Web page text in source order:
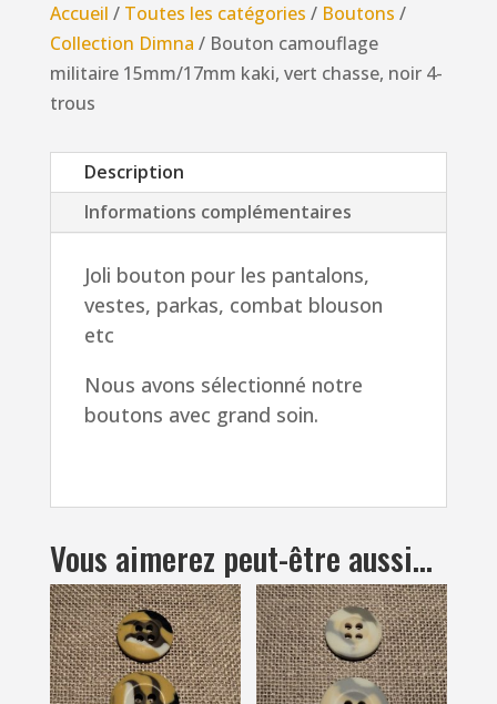
15mm/17mm
kaki,
vert
chasse,
noir
trous
Accueil / Toutes les catégories / Boutons /
Collection Dimna / Bouton camouflage
militaire 15mm/17mm kaki, vert chasse, noir 4-
trous
Description
Informations complémentaires
Joli bouton pour les pantalons,
vestes, parkas, combat blouson
etc
Nous avons sélectionné notre
boutons avec grand soin.
Vous aimerez peut-être aussi…